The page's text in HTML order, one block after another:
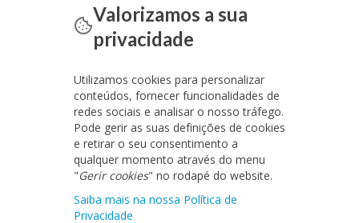
Valorizamos a sua
privacidade
Utilizamos cookies para personalizar
conteúdos, fornecer funcionalidades de
redes sociais e analisar o nosso tráfego.
Pode gerir as suas definições de cookies
e retirar o seu consentimento a
qualquer momento através do menu
"Gerir cookies" no rodapé do website.
Saiba mais na nossa Política de
Privacidade